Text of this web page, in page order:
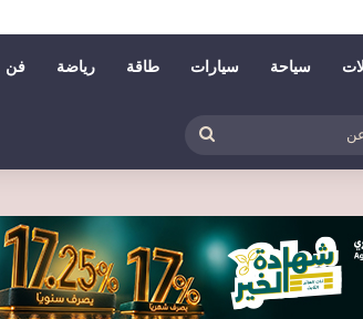
سياحة سيارات طاقة رياضة فن
عن